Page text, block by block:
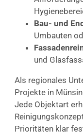
Bau- und
Umbauten
und
Als regionales
Projekte in
Jede Objektart
Prioritäten klar